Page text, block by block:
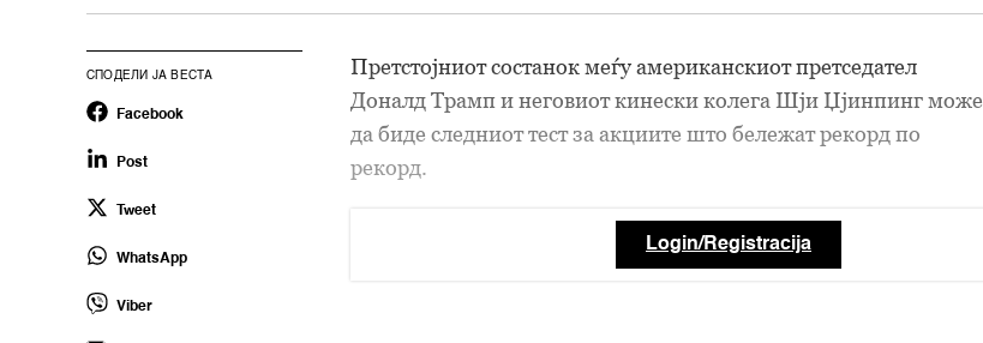
СПОДЕЛИ ЈА ВЕСТА
Facebook
Post
Tweet
WhatsApp
Viber
Претстојниот состанок меѓу американскиот претседател
Доналд Трамп и неговиот кинески колега Шји Џјинпинг може
да биде следниот тест за акциите што бележат рекорд по
рекорд.
Login/Registracija